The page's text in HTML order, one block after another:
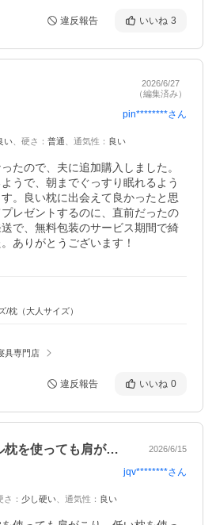
違反報告 いいね 3
2026/6/27
（編集済み）
pin********さん
い 硬さ ： 普通 通気性 ： 良い
たので、夫に追加購入しました。
うで、朝までぐっすり眠れるよう
。良い枕に出会えて良かったと思
レゼントするのに、直前だったの
で、無料包装のサービス期間で綺
ありがとうございます！
/枕（大人サイズ）
具専門店
違反報告 いいね 0
枕難民です。タオル枕を使っても肩がこり… 2026/6/15
jqv********さん
さ ： 少し硬い 通気性 ： 良い